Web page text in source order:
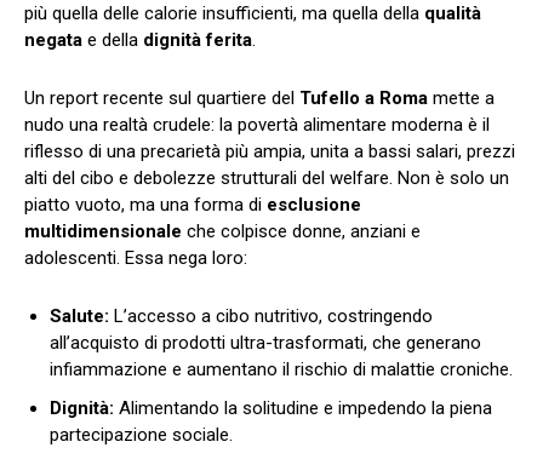
più quella delle calorie insufficienti, ma quella della qualità
negata e della dignità ferita.
Un report recente sul quartiere del Tufello a Roma mette a
nudo una realtà crudele: la povertà alimentare moderna è il
riflesso di una precarietà più ampia, unita a bassi salari, prezzi
alti del cibo e debolezze strutturali del welfare. Non è solo un
piatto vuoto, ma una forma di esclusione
multidimensionale che colpisce donne, anziani e
adolescenti. Essa nega loro:
Salute: L’accesso a cibo nutritivo, costringendo
all’acquisto di prodotti ultra-trasformati, che generano
infiammazione e aumentano il rischio di malattie croniche.
Dignità: Alimentando la solitudine e impedendo la piena
partecipazione sociale.